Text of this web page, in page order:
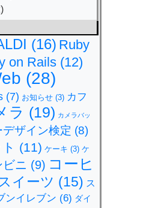
(16) Ruby
on Rails (12)
(28)
(7) お知らせ (3) カフ
ラ (19) カメラバッ
デザイン検定 (8)
(11) ケーキ (3) ケ
ビニ (9) コーヒ
スイーツ (15) ス
ンイレブン (6) ダイ